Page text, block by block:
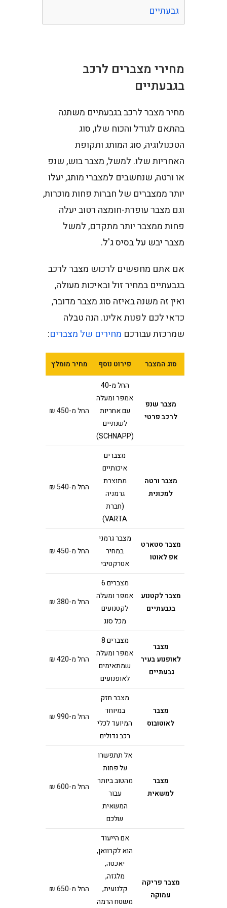
גבעתיים
מחירי מצברים לרכב
בגבעתיים
מחיר מצבר לרכב בגבעתיים משתנה
בהתאם לגודל והכוח שלו, סוג
הטכנולוגיה, סוג המותג ותקופת
האחריות שלו. למשל, מצבר בוש, שנפ
או ורטה, שנחשבים למצברי מותג, יעלו
יותר ממצברים של חברות פחות מוכרות,
וגם מצבר עופרת-חומצה רטוב יעלה
פחות ממצבר יותר מתקדם, למשל
מצבר יבש על בסיס ג'ל.
אם אתם מחפשים לרכוש מצבר לרכב
בגבעתיים במחיר זול ובאיכות מעולה,
ואין זה משנה באיזה סוג מצבר מדובר,
כדאי לכם לפנות אלינו. הנה טבלה
שמרכזת עבורכם מחירים של מצברים:
סוג המצבר פירוט נוסף מחיר מומלץ
מצבר שנפ
לרכב פרטי
החל מ-40
אמפר ומעלה
עם אחריות
לשנתיים
(SCHNAPP)
החל מ-450 ₪
מצבר ורטה
למכונית
מצברים
איכותיים
מתוצרת
גרמניה
(חברת
VARTA)
החל מ-540 ₪
מצבר סטארט
אפ לאוטו
מצבר גרמני
במחיר
אטרקטיבי
החל מ-450 ₪
מצבר לקטנוע
בגבעתיים
מצברים 6
אמפר ומעלה
לקטנועים
מכל סוג
החל מ-380 ₪
מצבר
לאופנוע בעיר
גבעתיים
מצברים 8
אמפר ומעלה
שמתאימים
לאופנועים
החל מ-420 ₪
מצבר
לאוטובוס
מצבר חזק
במיוחד
המיועד לכלי
רכב גדולים
החל מ-990 ₪
מצבר
למשאית
אל תתפשרו
על פחות
מהטוב ביותר
עבור
המשאית
שלכם
החל מ-600 ₪
מצבר פריקה
עמוקה
אם הייעוד
הוא לקרוואן,
יאכטה,
מלגזה,
קלנועית,
משטח הרמה
החל מ-650 ₪